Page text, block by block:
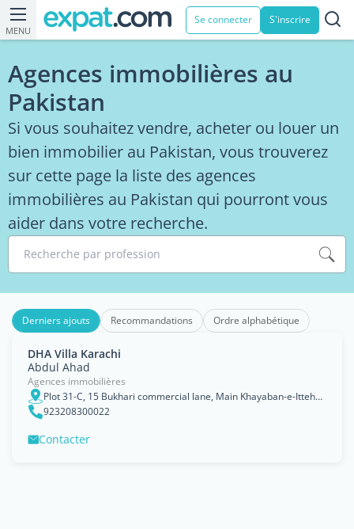
MENU
Se connecter S'inscrire
Agences immobilières au
Pakistan
Si vous souhaitez vendre, acheter ou louer un
bien immobilier au Pakistan, vous trouverez
sur cette page la liste des agences
immobilières au Pakistan qui pourront vous
aider dans votre recherche.
Recherche par profession
Derniers ajouts Recommandations Ordre alphabétique
DHA Villa Karachi
Abdul Ahad
Agences immobilières
Plot 31-C, 15 Bukhari commercial lane, Main Khayaban-e-Ittehad Road, D.H.A Phase 6, Karachi, Sindh
923208300022
Contacter